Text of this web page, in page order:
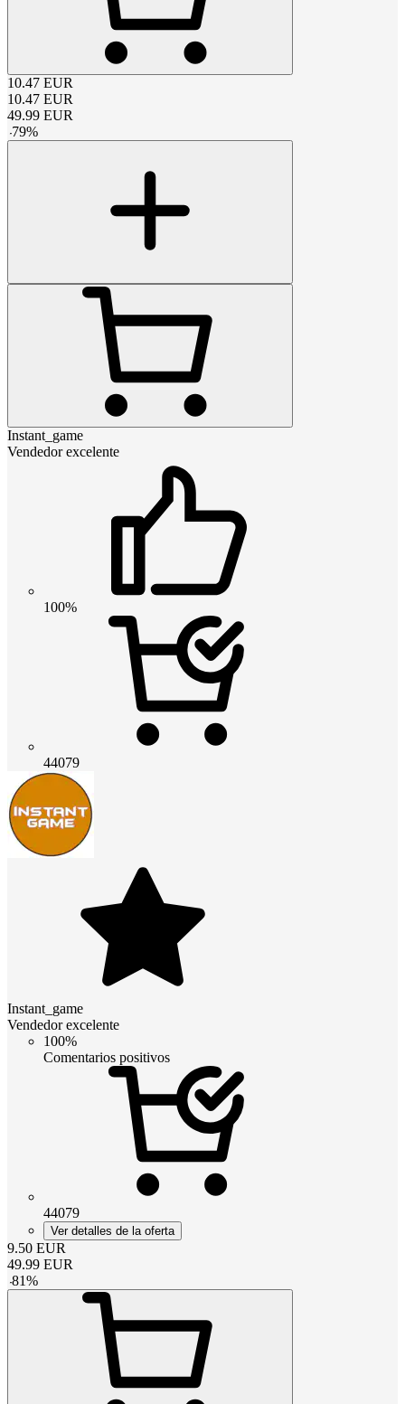
10.47 EUR
10.47 EUR
49.99 EUR
-79%
Instant_game
Vendedor excelente
100%
44079
Instant_game
Vendedor excelente
100%
Comentarios positivos
44079
Ver detalles de la oferta
9.50 EUR
49.99 EUR
-81%